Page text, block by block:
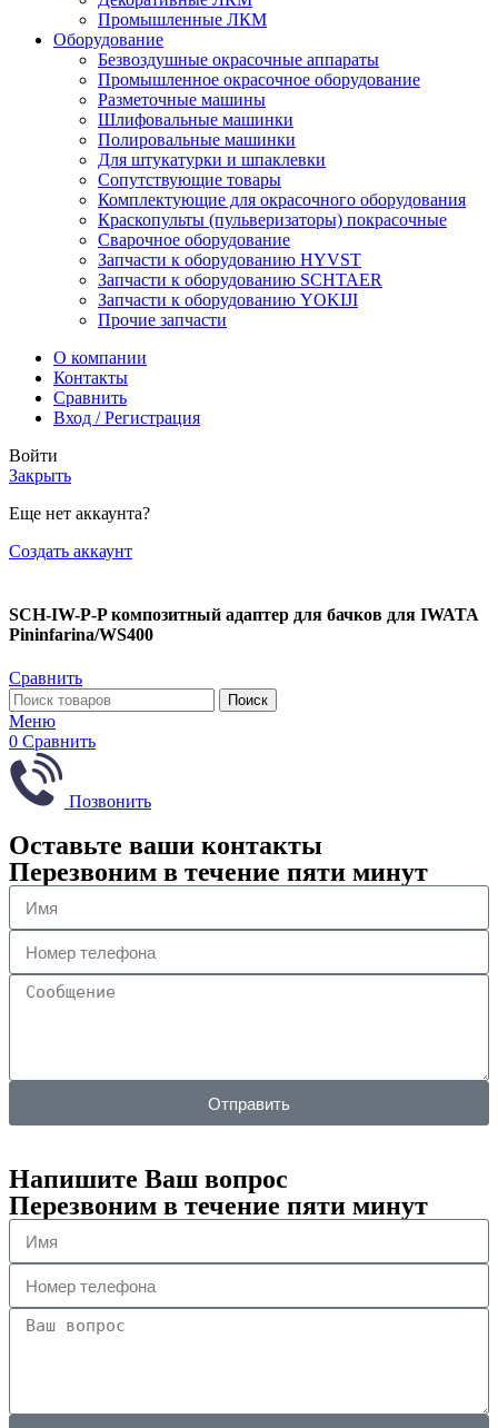
Промышленные ЛКМ
Оборудование
Безвоздушные окрасочные аппараты
Промышленное окрасочное оборудование
Разметочные машины
Шлифовальные машинки
Полировальные машинки
Для штукатурки и шпаклевки
Сопутствующие товары
Комплектующие для окрасочного оборудования
Краскопульты (пульверизаторы) покрасочные
Сварочное оборудование
Запчасти к оборудованию HYVST
Запчасти к оборудованию SCHTAER
Запчасти к оборудованию YOKIJI
Прочие запчасти
О компании
Контакты
Сравнить
Вход / Регистрация
Войти
Закрыть
Еще нет аккаунта?
Создать аккаунт
SCH-IW-P-P композитный адаптер для бачков для IWATA
Pininfarina/WS400
Сравнить
Поиск
Меню
0 Сравнить
Позвонить
Оставьте ваши контакты
Перезвоним в течение пяти минут
Отправить
Напишите Ваш вопрос
Перезвоним в течение пяти минут